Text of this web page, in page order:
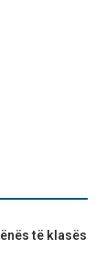
të klasës